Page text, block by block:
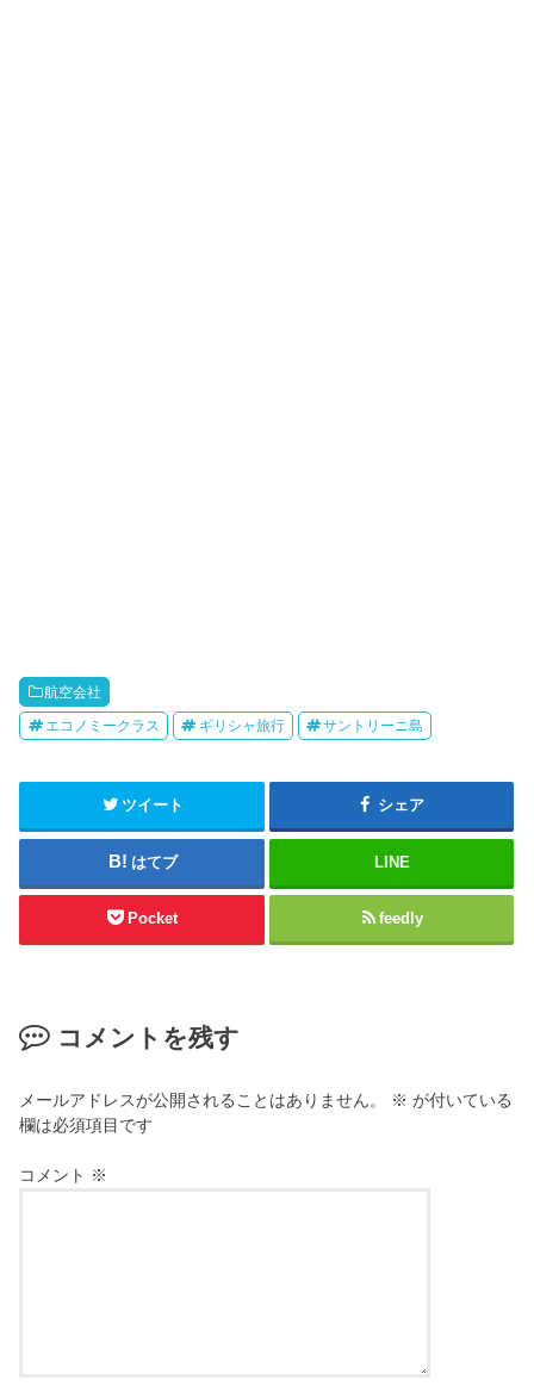
航空会社
エコノミークラス ギリシャ旅行 サントリーニ島
ツイート シェア
はてブ LINE
Pocket feedly
コメントを残す
メールアドレスが公開されることはありません。 ※ が付いている
欄は必須項目です
コメント ※